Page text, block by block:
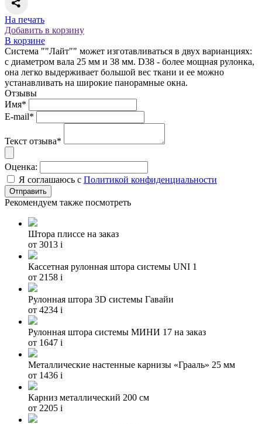
На печать
Добавить в корзину
В корзине
Система ""Лайт"" может изготавливаться в двух варианциях:
с диаметром вала 25 мм и 38 мм. D38 - более мощная рулонка,
она легко выдерживает большой вес ткани и ее можно
устанавливать на широкие панорамные окна.
Отзывы
Имя*
E-mail*
Текст отзыва*
Оценка:
Я соглашаюсь с Политикой конфиденциальности
Рекомендуем также посмотреть
Штора плиссе на заказ
от 3013 i
Кассетная рулонная штора системы UNI 1
от 2158 i
Рулонная штора 3D системы Гавайи
от 4234 i
Рулонная штора системы МИНИ 17 на заказ
от 1647 i
Металлические настенные карнизы «Грааль» 25 мм
от 1436 i
Карниз металлический 200 см
от 2205 i